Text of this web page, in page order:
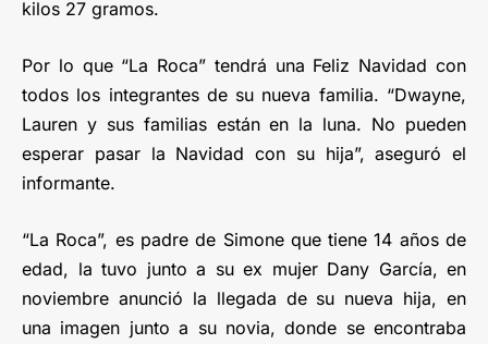
kilos 27 gramos.
Por lo que “La Roca” tendrá una Feliz Navidad con
todos los integrantes de su nueva familia. “Dwayne,
Lauren y sus familias están en la luna. No pueden
esperar pasar la Navidad con su hija”, aseguró el
informante.
“La Roca”, es padre de Simone que tiene 14 años de
edad, la tuvo junto a su ex mujer Dany García, en
noviembre anunció la llegada de su nueva hija, en
una imagen junto a su novia, donde se encontraba